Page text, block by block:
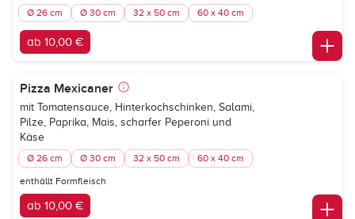
Ø 26 cm Ø 30 cm 32 x 50 cm 60 x 40 cm
ab 10,00 €
Pizza Mexicaner
mit Tomatensauce, Hinterkochschinken, Salami,
Pilze, Paprika, Mais, scharfer Peperoni und
Käse
Ø 26 cm Ø 30 cm 32 x 50 cm 60 x 40 cm
enthällt Formfleisch
ab 10,00 €